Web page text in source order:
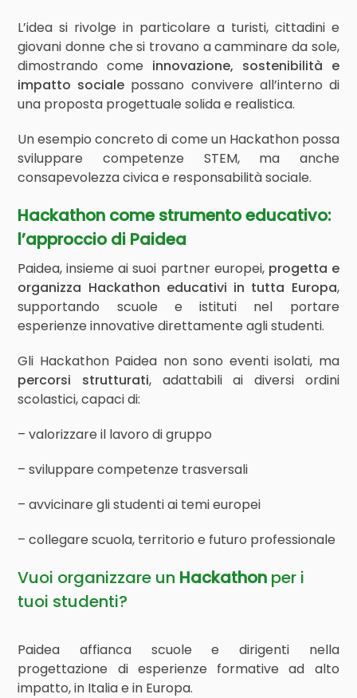
L’idea si rivolge in particolare a turisti, cittadini e
giovani donne che si trovano a camminare da sole,
dimostrando come innovazione, sostenibilità e
impatto sociale possano convivere all’interno di
una proposta progettuale solida e realistica.
Un esempio concreto di come un Hackathon possa
sviluppare competenze STEM, ma anche
consapevolezza civica e responsabilità sociale.
Hackathon come strumento educativo:
l’approccio di Paidea
Paidea, insieme ai suoi partner europei, progetta e
organizza Hackathon educativi in tutta Europa,
supportando scuole e istituti nel portare
esperienze innovative direttamente agli studenti.
Gli Hackathon Paidea non sono eventi isolati, ma
percorsi strutturati, adattabili ai diversi ordini
scolastici, capaci di:
– valorizzare il lavoro di gruppo
– sviluppare competenze trasversali
– avvicinare gli studenti ai temi europei
– collegare scuola, territorio e futuro professionale
Vuoi organizzare un Hackathon per i
tuoi studenti?
Paidea affianca scuole e dirigenti nella
progettazione di esperienze formative ad alto
impatto, in Italia e in Europa.